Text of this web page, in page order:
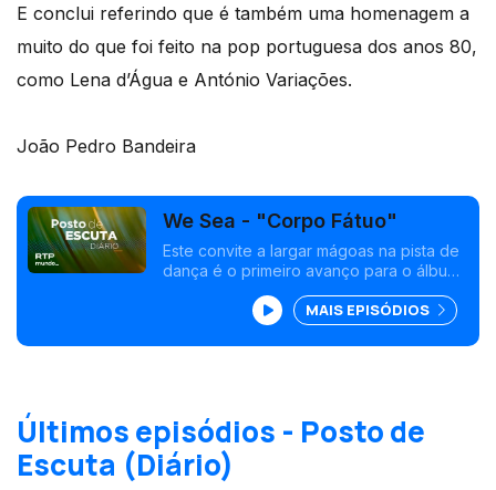
E conclui referindo que é também uma homenagem a
muito do que foi feito na pop portuguesa dos anos 80,
como Lena d’Água e António Variações.
João Pedro Bandeira
We Sea - "Corpo Fátuo"
Este convite a largar mágoas na pista de
dança é o primeiro avanço para o álbum
MAIS EPISÓDIOS
Últimos episódios - Posto de
Escuta (Diário)